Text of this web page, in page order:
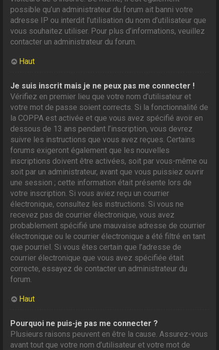
possible qu’un administrateur du forum ait banni votre
adresse IP ou interdit l’utilisation du nom d’utilisateur que
vous souhaitez utiliser. Pour plus d’informations, veuillez
contacter un administrateur du forum.
Haut
Je suis inscrit mais je ne peux pas me connecter !
Vérifiez en premier lieu que votre nom d’utilisateur et
votre mot de passe soient corrects. Si la fonctionnalité de
la COPPA est activée et que vous avez spécifié avoir en
dessous de 13 ans pendant l’inscription, vous devrez
suivre les instructions que vous avez reçues. Certains
forums exigeront également que les nouvelles
inscriptions doivent être activées, soit par vous-même ou
soit par un administrateur, avant que vous puissiez ouvrir
une session ; cette information était présente lors de
votre inscription. Si vous aviez reçu un courrier
électronique, consultez les instructions. Si vous ne
recevez pas de courrier électronique, vous avez
probablement spécifié une mauvaise adresse de courrier
électronique ou le courrier électronique a été filtré en tant
que pourriel. Si vous êtes certain que l’adresse de
courrier électronique que vous avez spécifiée était
correcte, essayez de contacter un administrateur du
forum.
Haut
Pourquoi ne puis-je pas me connecter ?
Plusieurs raisons peuvent en être la cause. Assurez-vous
avant tout que votre nom d’utilisateur et votre mot de